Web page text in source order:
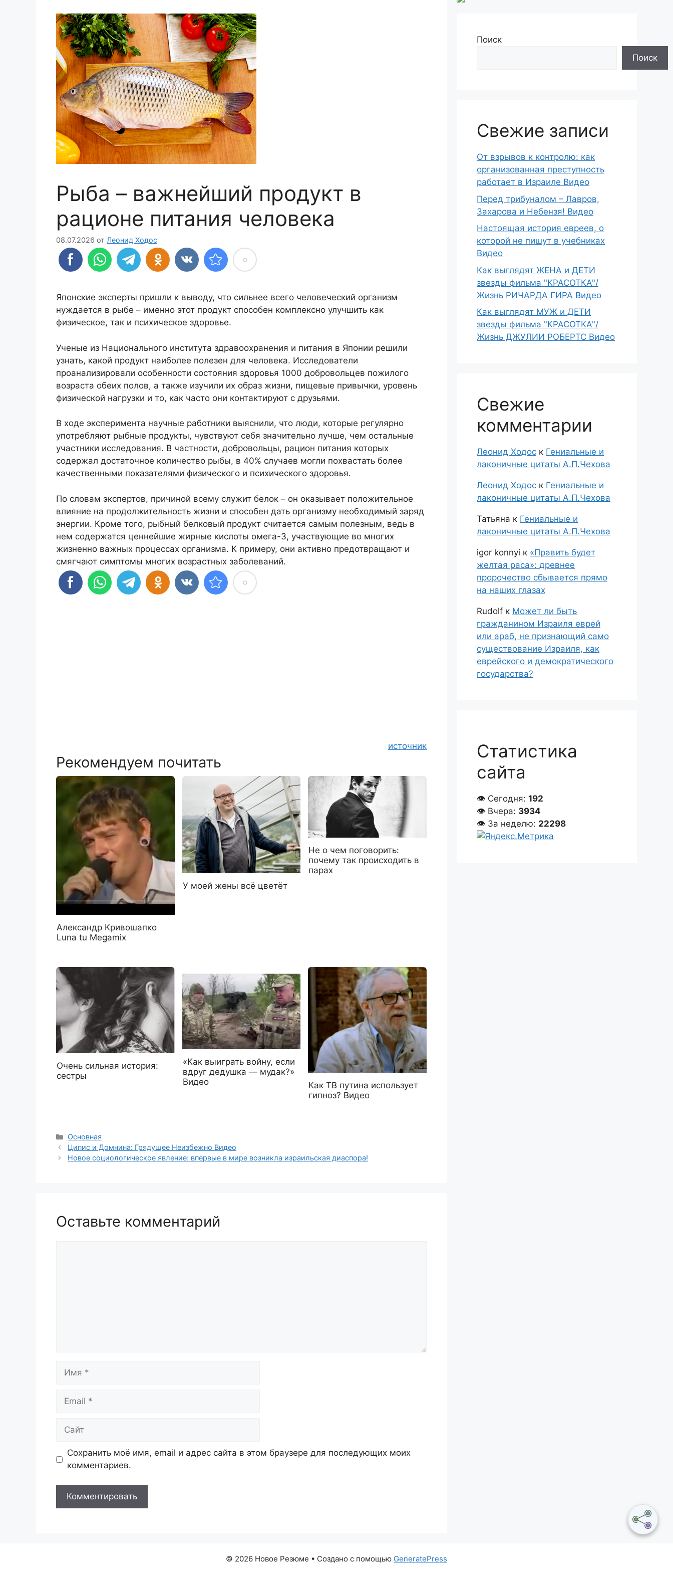
Рыба – важнейший продукт в
рационе питания человека
08.07.2026 от Леонид Ходос
Японские эксперты пришли к выводу, что сильнее всего человеческий организм
нуждается в рыбе – именно этот продукт способен комплексно улучшить как
физическое, так и психическое здоровье.
Ученые из Национального института здравоохранения и питания в Японии решили
узнать, какой продукт наиболее полезен для человека. Исследователи
проанализировали особенности состояния здоровья 1000 добровольцев пожилого
возраста обеих полов, а также изучили их образ жизни, пищевые привычки, уровень
физической нагрузки и то, как часто они контактируют с друзьями.
В ходе эксперимента научные работники выяснили, что люди, которые регулярно
употребляют рыбные продукты, чувствуют себя значительно лучше, чем остальные
участники исследования. В частности, добровольцы, рацион питания которых
содержал достаточное количество рыбы, в 40% случаев могли похвастать более
качественными показателями физического и психического здоровья.
По словам экспертов, причиной всему служит белок – он оказывает положительное
влияние на продолжительность жизни и способен дать организму необходимый заряд
энергии. Кроме того, рыбный белковый продукт считается самым полезным, ведь в
нем содержатся ценнейшие жирные кислоты омега-3, участвующие во многих
жизненно важных процессах организма. К примеру, они активно предотвращают и
смягчают симптомы многих возрастных заболеваний.
источник
Рекомендуем почитать
Александр Кривошапко
Luna tu Megamix
У моей жены всё цветёт
Не о чем поговорить:
почему так происходить в
парах
Очень сильная история:
сестры
«Как выиграть войну, если
вдруг дедушка — мудак?»
Видео
Как ТВ путина использует
гипноз? Видео
Рубрики
Основная
Ципис и Домнина: Грядущее Неизбежно Видео
Новое социологическое явление: впервые в мире возникла израильская диаспора!
Оставьте комментарий
Имя
Email
Сайт
Сохранить моё имя, email и адрес сайта в этом браузере для последующих моих
комментариев.
Поиск
Поиск
Свежие записи
От взрывов к контролю: как
организованная преступность
работает в Израиле Видео
Перед трибуналом – Лавров,
Захарова и Небензя! Видео
Настоящая история евреев, о
которой не пишут в учебниках
Видео
Как выглядят ЖЕНА и ДЕТИ
звезды фильма "КРАСОТКА"/
Жизнь РИЧАРДА ГИРА Видео
Как выглядят МУЖ и ДЕТИ
звезды фильма "КРАСОТКА"/
Жизнь ДЖУЛИИ РОБЕРТС Видео
Свежие
комментарии
Леонид Ходос к Гениальные и
лаконичные цитаты А.П.Чехова
Леонид Ходос к Гениальные и
лаконичные цитаты А.П.Чехова
Татьяна к Гениальные и
лаконичные цитаты А.П.Чехова
igor konnyi к «Править будет
желтая раса»: древнее
пророчество сбывается прямо
на наших глазах
Rudolf к Может ли быть
гражданином Израиля еврей
или араб, не признающий само
существование Израиля, как
еврейского и демократического
государства?
Статистика
сайта
👁 Сегодня: 192
👁 Вчера: 3934
👁 За неделю: 22298
© 2026 Новое Резюме • Создано с помощью GeneratePress